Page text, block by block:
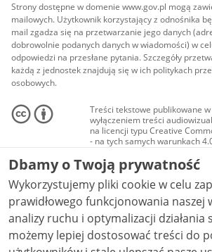
Strony dostępne w domenie www.gov.pl mogą
mailowych. Użytkownik korzystający z odnośnika
mail zgadza się na przetwarzanie jego danych
dobrowolnie podanych danych w wiadomości) w
odpowiedzi na przesłane pytania. Szczegóły
każdą z jednostek znajdują się w ich politykach
osobowych.
Treści tekstowe publikowane
wyłączeniem treści
na licencji typu Creative
- na tych samych warunkach
Materiały audiowizualne, w
audio i wideo, są udostępniane
Creative Commons: uznanie
niekomercyjne - bez utworów
NC-ND 4.0), o ile nie jest to
Dbamy o Twoją prywatność
Wykorzystujemy pliki cookie w celu
prawidłowego funkcjonowania naszej
analizy ruchu i optymalizacji działania strony.
możemy lepiej dostosować treści do